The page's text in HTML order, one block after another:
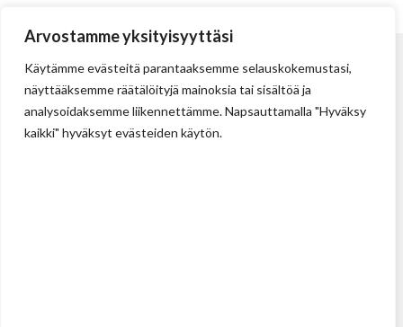
Arvostamme yksityisyyttäsi
Käytämme evästeitä parantaaksemme selauskokemustasi,
näyttääksemme räätälöityjä mainoksia tai sisältöä ja
analysoidaksemme liikennettämme. Napsauttamalla "Hyväksy
kaikki" hyväksyt evästeiden käytön.